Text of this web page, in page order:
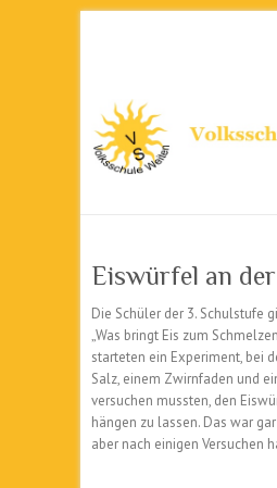
Eiswürfel an
Die Schüler der 3. Schulstufe
„Was bringt Eis zum
starteten ein Experiment, bei
Salz, einem Zwirnfaden und
versuchen mussten, den
hängen zu lassen. Das war
aber nach einigen Versuchen